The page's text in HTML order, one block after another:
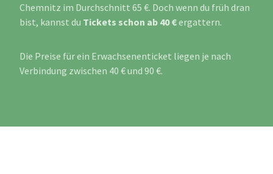
Chemnitz im Durchschnitt 65 €. Doch wenn du früh dran
bist, kannst du Tickets schon ab 40 €ergattern.
Die Preise für ein Erwachsenenticket liegen je nach
Verbindung zwischen 40 € und 90 €.